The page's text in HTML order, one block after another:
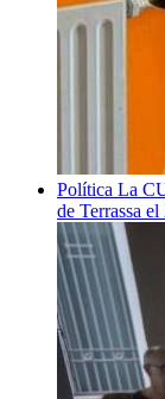
Política La
de Terrassa el